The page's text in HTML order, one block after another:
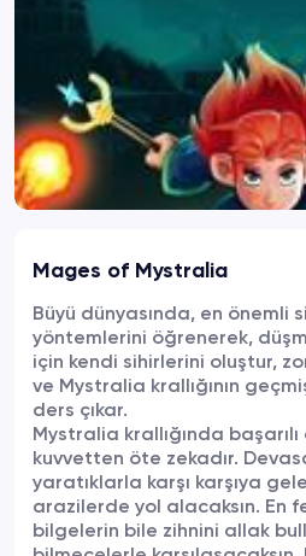
Mages of Mystralia
Büyü dünyasında, en önemli
yöntemlerini öğrenerek,
için kendi sihirlerini oluştur,
ve Mystralia krallığının
ders çıkar.
Mystralia krallığında başarılı
kuvvetten öte zekadır.
yaratıklarla karşı karşıya
arazilerde yol alacaksın. En
bilgelerin bile zihnini allak